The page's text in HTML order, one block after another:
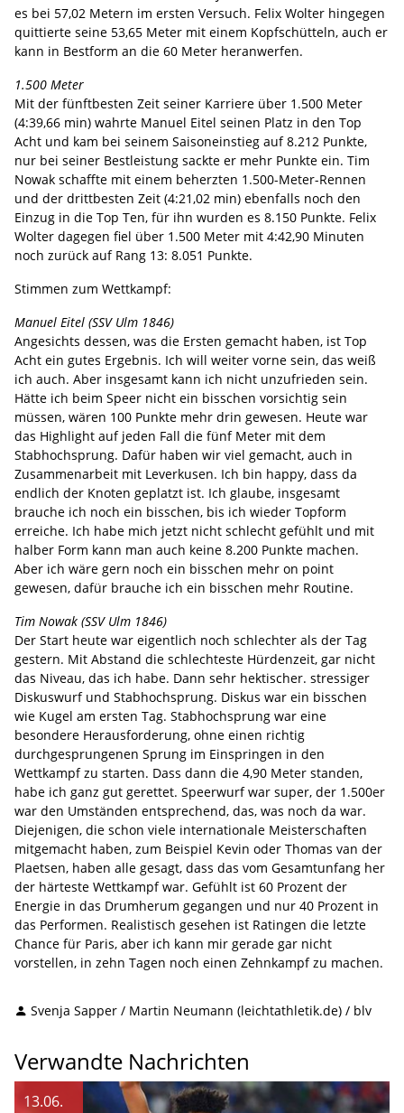
es bei 57,02 Metern im ersten Versuch. Felix Wolter hingegen
quittierte seine 53,65 Meter mit einem Kopfschütteln, auch er
kann in Bestform an die 60 Meter heranwerfen.
1.500 Meter
Mit der fünftbesten Zeit seiner Karriere über 1.500 Meter
(4:39,66 min) wahrte Manuel Eitel seinen Platz in den Top
Acht und kam bei seinem Saisoneinstieg auf 8.212 Punkte,
nur bei seiner Bestleistung sackte er mehr Punkte ein. Tim
Nowak schaffte mit einem beherzten 1.500-Meter-Rennen
und der drittbesten Zeit (4:21,02 min) ebenfalls noch den
Einzug in die Top Ten, für ihn wurden es 8.150 Punkte. Felix
Wolter dagegen fiel über 1.500 Meter mit 4:42,90 Minuten
noch zurück auf Rang 13: 8.051 Punkte.
Stimmen zum Wettkampf:
Manuel Eitel (SSV Ulm 1846)
Angesichts dessen, was die Ersten gemacht haben, ist Top
Acht ein gutes Ergebnis. Ich will weiter vorne sein, das weiß
ich auch. Aber insgesamt kann ich nicht unzufrieden sein.
Hätte ich beim Speer nicht ein bisschen vorsichtig sein
müssen, wären 100 Punkte mehr drin gewesen. Heute war
das Highlight auf jeden Fall die fünf Meter mit dem
Stabhochsprung. Dafür haben wir viel gemacht, auch in
Zusammenarbeit mit Leverkusen. Ich bin happy, dass da
endlich der Knoten geplatzt ist. Ich glaube, insgesamt
brauche ich noch ein bisschen, bis ich wieder Topform
erreiche. Ich habe mich jetzt nicht schlecht gefühlt und mit
halber Form kann man auch keine 8.200 Punkte machen.
Aber ich wäre gern noch ein bisschen mehr on point
gewesen, dafür brauche ich ein bisschen mehr Routine.
Tim Nowak (SSV Ulm 1846)
Der Start heute war eigentlich noch schlechter als der Tag
gestern. Mit Abstand die schlechteste Hürdenzeit, gar nicht
das Niveau, das ich habe. Dann sehr hektischer. stressiger
Diskuswurf und Stabhochsprung. Diskus war ein bisschen
wie Kugel am ersten Tag. Stabhochsprung war eine
besondere Herausforderung, ohne einen richtig
durchgesprungenen Sprung im Einspringen in den
Wettkampf zu starten. Dass dann die 4,90 Meter standen,
habe ich ganz gut gerettet. Speerwurf war super, der 1.500er
war den Umständen entsprechend, das, was noch da war.
Diejenigen, die schon viele internationale Meisterschaften
mitgemacht haben, zum Beispiel Kevin oder Thomas van der
Plaetsen, haben alle gesagt, dass das vom Gesamtunfang her
der härteste Wettkampf war. Gefühlt ist 60 Prozent der
Energie in das Drumherum gegangen und nur 40 Prozent in
das Performen. Realistisch gesehen ist Ratingen die letzte
Chance für Paris, aber ich kann mir gerade gar nicht
vorstellen, in zehn Tagen noch einen Zehnkampf zu machen.
Svenja Sapper / Martin Neumann (leichtathletik.de) / blv
Verwandte Nachrichten
13.06.